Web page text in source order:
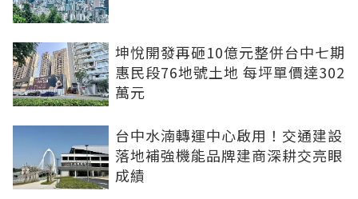
坤悅開發再砸10億元整併台中七期
惠民段76地號土地 每坪單價達302
萬元
台中水湳轉運中心啟用！交通建設
落地補強機能品牌建商深耕交亮眼
成績